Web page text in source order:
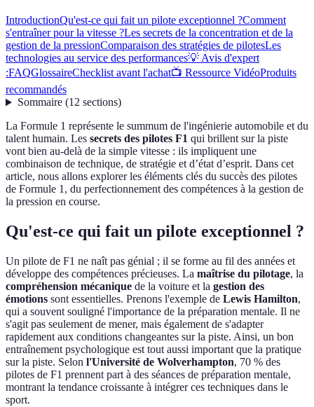
IntroductionQu'est-ce qui fait un pilote exceptionnel ?Comment
s'entraîner pour la vitesse ?Les secrets de la concentration et de la
gestion de la pressionComparaison des stratégies de pilotesLes
technologies au service des performances💡 Avis d'expert
:FAQGlossaireChecklist avant l'achat📺 Ressource VidéoProduits
recommandés
Sommaire(12 sections)
La Formule 1 représente le summum de l'ingénierie automobile et du
talent humain. Les secrets des pilotes F1 qui brillent sur la piste
vont bien au-delà de la simple vitesse : ils impliquent une
combinaison de technique, de stratégie et d’état d’esprit. Dans cet
article, nous allons explorer les éléments clés du succès des pilotes
de Formule 1, du perfectionnement des compétences à la gestion de
la pression en course.
Qu'est-ce qui fait un pilote exceptionnel ?
Un pilote de F1 ne naît pas génial ; il se forme au fil des années et
développe des compétences précieuses. La maîtrise du pilotage, la
compréhension mécanique de la voiture et la gestion des
émotions sont essentielles. Prenons l'exemple de Lewis Hamilton,
qui a souvent souligné l'importance de la préparation mentale. Il ne
s'agit pas seulement de mener, mais également de s'adapter
rapidement aux conditions changeantes sur la piste. Ainsi, un bon
entraînement psychologique est tout aussi important que la pratique
sur la piste. Selon l'Université de Wolverhampton, 70 % des
pilotes de F1 prennent part à des séances de préparation mentale,
montrant la tendance croissante à intégrer ces techniques dans le
sport.